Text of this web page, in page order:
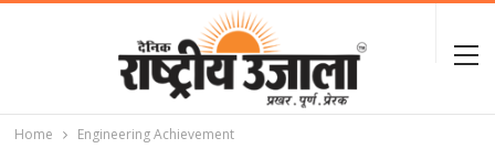
Home Engineering Achievement